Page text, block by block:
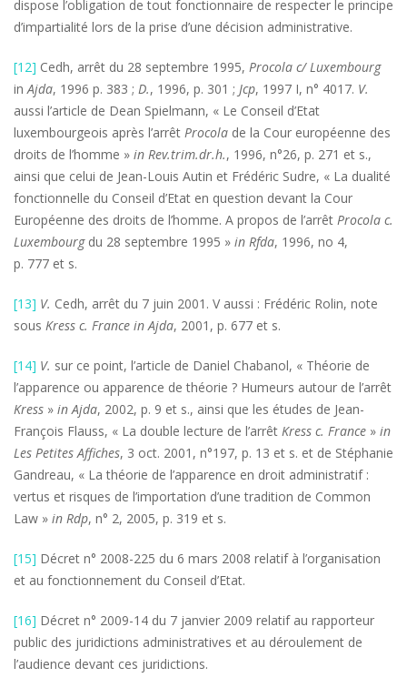
dispose l’obligation de tout fonctionnaire de respecter le principe
d’impartialité lors de la prise d’une décision administrative.
[12] Cedh, arrêt du 28 septembre 1995, Procola c/ Luxembourg
inAjda, 1996 p. 383 ; D., 1996, p. 301 ; Jcp, 1997 I, n° 4017. V.
aussi l’article de Dean Spielmann, « Le Conseil d’Etat
luxembourgeois après l’arrêt Procola de la Cour européenne des
droits de l’homme » in Rev.trim.dr.h., 1996, n°26, p. 271 et s.,
ainsi que celui de Jean-Louis Autin et Frédéric Sudre, « La dualité
fonctionnelle du Conseil d’Etat en question devant la Cour
Européenne des droits de l’homme. A propos de l’arrêt Procola c.
Luxembourgdu 28 septembre 1995 » in Rfda, 1996, no 4,
p. 777 et s.
[13] V. Cedh, arrêt du 7 juin 2001. V aussi : Frédéric Rolin, note
sous Kress c. France in Ajda, 2001, p. 677 et s.
[14] V. sur ce point, l’article de Daniel Chabanol, « Théorie de
l’apparence ou apparence de théorie ? Humeurs autour de l’arrêt
Kress » in Ajda, 2002, p. 9 et s., ainsi que les études de Jean-
François Flauss, « La double lecture de l’arrêt Kress c. France » in
Les Petites Affiches, 3 oct. 2001, n°197, p. 13 et s. et de Stéphanie
Gandreau, « La théorie de l’apparence en droit administratif :
vertus et risques de l’importation d’une tradition de Common
Law » in Rdp, n° 2, 2005, p. 319 et s.
[15] Décret n° 2008-225 du 6 mars 2008 relatif à l’organisation
et au fonctionnement du Conseil d’Etat.
[16] Décret n° 2009-14 du 7 janvier 2009 relatif au rapporteur
public des juridictions administratives et au déroulement de
l’audience devant ces juridictions.